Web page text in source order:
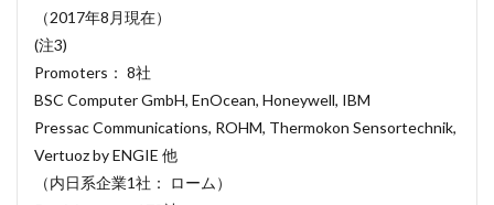
（2017年8月現在）
(注3)
Promoters： 8社
BSC Computer GmbH, EnOcean, Honeywell, IBM
Pressac Communications, ROHM, Thermokon Sensortechnik,
Vertuoz by ENGIE 他
（内日系企業1社： ローム）